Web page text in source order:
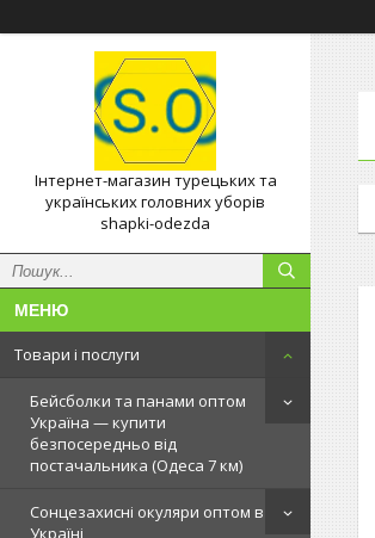
Інтернет-магазин турецьких та
українських головних уборів
shapki-odezda
Товари і послуги
Бейсболки та панами оптом
Україна — купити
безпосередньо від
постачальника (Одеса 7 км)
Сонцезахисні окуляри оптом в
Україні